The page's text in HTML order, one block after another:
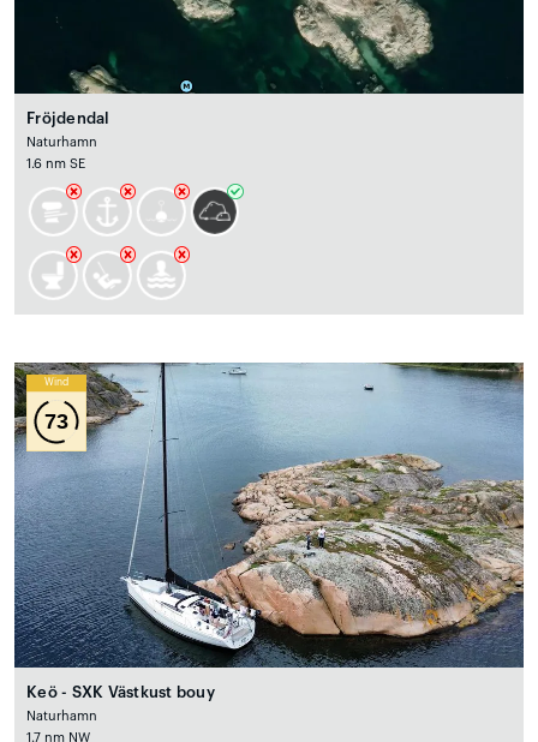
Fröjdendal
Naturhamn
1.6 nm SE
Wind
73
Keö - SXK Västkust bouy
Naturhamn
1.7 nm NW